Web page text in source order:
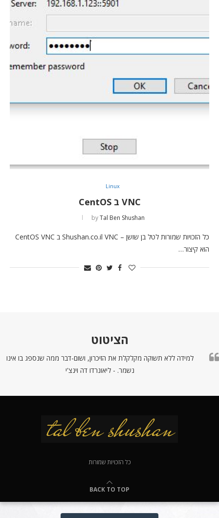
Linux
VNC ב CentOS
byTal Ben Shushan
כל הזכויות שמורות לטל בן שושן – Shushan.co.il VNC ב CentOS VNC
הוא קיצור…
הציטוט
למידה ללא תשוקה מקלקלת את הזיכרון, ושום-דבר ממה שנספג בו אינו
נשמר. - ליאונרדו דה וינצ'י
כל הזכויות שמורות
BACK TO TOP